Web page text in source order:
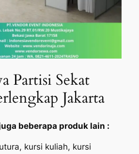
Partisi Sekat
Jakarta
beberapa produk lain :
kursi kuliah, kursi